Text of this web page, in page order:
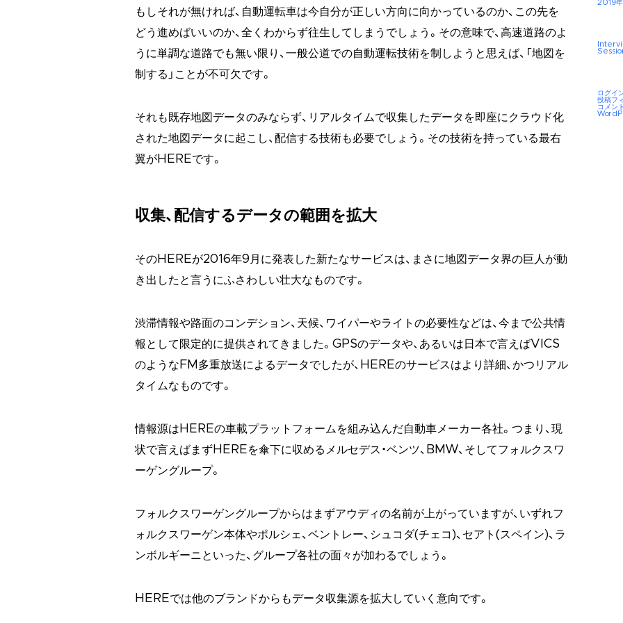
もしそれが無ければ、自動運転車は今自分が正しい方向に向かっているのか、この先を
どう進めばいいのか、全くわからず往生してしまうでしょう。その意味で、高速道路のよ
うに単調な道路でも無い限り、一般公道での自動運転技術を制しようと思えば、「地図を
制する」ことが不可欠です。
それも既存地図データのみならず、リアルタイムで収集したデータを即座にクラウド化
された地図データに起こし、配信する技術も必要でしょう。その技術を持っている最右
翼がHEREです。
収集、配信するデータの範囲を拡大
そのHEREが2016年9月に発表した新たなサービスは、まさに地図データ界の巨人が動
き出したと言うにふさわしい壮大なものです。
渋滞情報や路面のコンデション、天候、ワイパーやライトの必要性などは、今まで公共情
報として限定的に提供されてきました。GPSのデータや、あるいは日本で言えばVICS
のようなFM多重放送によるデータでしたが、HEREのサービスはより詳細、かつリアル
タイムなものです。
情報源はHEREの車載プラットフォームを組み込んだ自動車メーカー各社。つまり、現
状で言えばまずHEREを傘下に収めるメルセデス・ベンツ、BMW、そしてフォルクスワ
ーゲングループ。
フォルクスワーゲングループからはまずアウディの名前が上がっていますが、いずれフ
ォルクスワーゲン本体やポルシェ、ベントレー、シュコダ(チェコ)、セアト(スペイン)、ラ
ンボルギーニといった、グループ各社の面々が加わるでしょう。
HEREでは他のブランドからもデータ収集源を拡大していく意向です。
2019年
ログイ
投稿フ
コメン